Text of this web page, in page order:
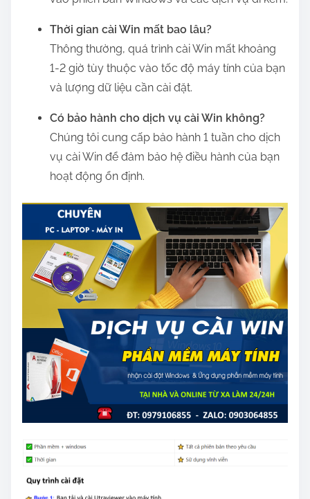
Thời gian cài Win mất bao lâu?
Thông thường, quá trình cài Win mất khoảng
1-2 giờ tùy thuộc vào tốc độ máy tính của bạn
và lượng dữ liệu cần cài đặt.
Có bảo hành cho dịch vụ cài Win không?
Chúng tôi cung cấp bảo hành 1 tuần cho dịch
vụ cài Win để đảm bảo hệ điều hành của bạn
hoạt động ổn định.